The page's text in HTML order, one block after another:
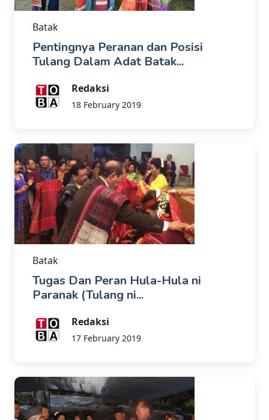
Batak
Pentingnya Peranan dan Posisi
Tulang Dalam Adat Batak...
Redaksi
18 February 2019
Batak
Tugas Dan Peran Hula-Hula ni
Paranak (Tulang ni...
Redaksi
17 February 2019